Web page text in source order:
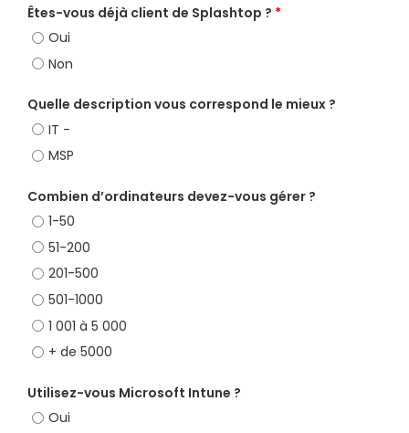
Êtes-vous déjà client de Splashtop ? *
Oui
Non
Quelle description vous correspond le mieux ?
IT -
MSP
Combien d’ordinateurs devez-vous gérer ?
1-50
51-200
201-500
501-1000
1 001 à 5 000
+ de 5000
Utilisez-vous Microsoft Intune ?
Oui